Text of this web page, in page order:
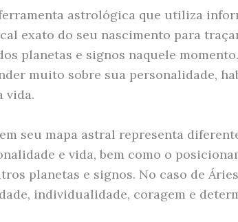
astrológica que utiliza
exato do seu nascimento para
planetas e signos naquele
muito sobre sua personalidade,
vida.
seu mapa astral representa
e vida, bem como o
planetas e signos. No caso de
individualidade, coragem e